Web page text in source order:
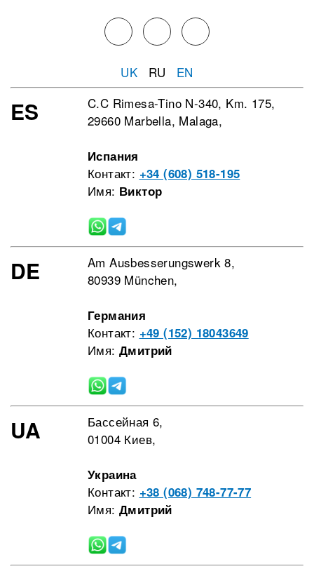
UK RU EN
ES
C.C Rimesa-Tino N-340, Km. 175,
29660 Marbella, Malaga,
Испания
Контакт: +34 (608) 518-195
Имя: Виктор
DE
Am Ausbesserungswerk 8,
80939 München,
Германия
Контакт: +49 (152) 18043649
Имя: Дмитрий
UA
Бассейная 6,
01004 Киев,
Украина
Контакт: +38 (068) 748-77-77
Имя: Дмитрий